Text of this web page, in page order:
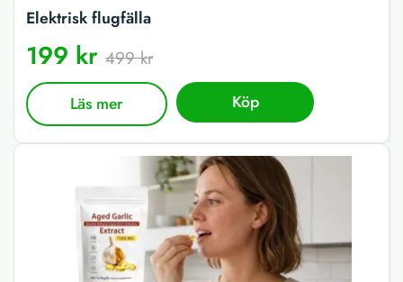
Elektrisk flugfälla
199 kr 499 kr
Läs mer Köp